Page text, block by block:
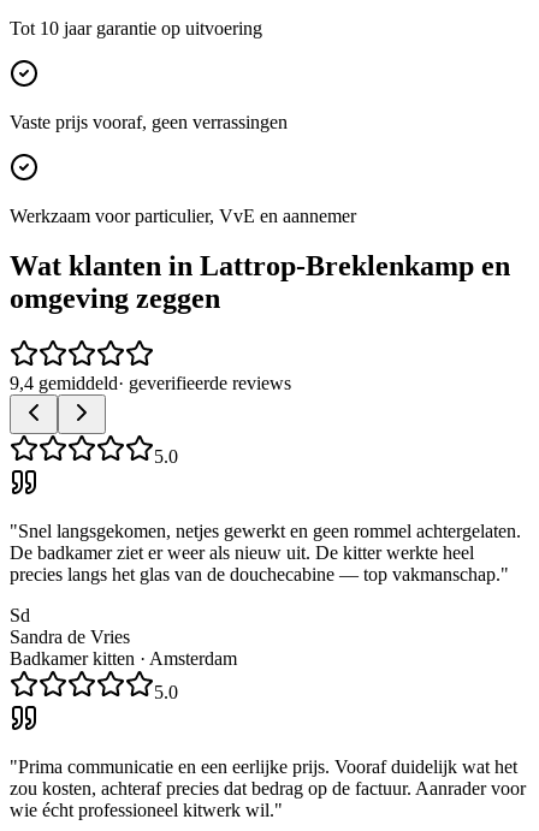
Tot 10 jaar garantie op uitvoering
Vaste prijs vooraf, geen verrassingen
Werkzaam voor particulier, VvE en aannemer
Wat klanten in Lattrop-Breklenkamp en
omgeving zeggen
9,4 gemiddeld· geverifieerde reviews
5.0
"Snel langsgekomen, netjes gewerkt en geen rommel achtergelaten.
De badkamer ziet er weer als nieuw uit. De kitter werkte heel
precies langs het glas van de douchecabine — top vakmanschap."
Sd
Sandra de Vries
Badkamer kitten · Amsterdam
5.0
"Prima communicatie en een eerlijke prijs. Vooraf duidelijk wat het
zou kosten, achteraf precies dat bedrag op de factuur. Aanrader voor
wie écht professioneel kitwerk wil."